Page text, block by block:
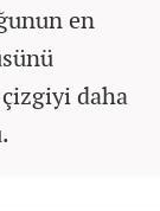
en
daha